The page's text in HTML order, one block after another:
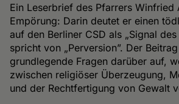
Ein Leserbrief des Pfarrers
Empörung: Darin deutet er einen
auf den Berliner CSD als „Signal des
spricht von „Perversion”. Der
grundlegende Fragen darüber auf,
zwischen religiöser Überzeugung,
und der Rechtfertigung von Gewalt